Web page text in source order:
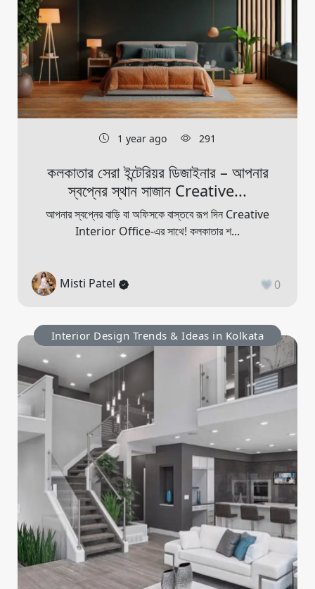
1 year ago 291
কলকাতার সেরা ইন্টেরিয়র ডিজাইনার – আপনার
স্বপ্নের স্থান সাজান Creative...
আপনার স্বপ্নের বাড়ি বা অফিসকে বাস্তবে রূপ দিন Creative
Interior Office-এর সাথে! কলকাতার শ...
Misti Patel 0
Interior Design Trends & Ideas in Kolkata